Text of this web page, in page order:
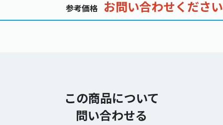
参考価格 お問い合わせください
この商品について
問い合わせる